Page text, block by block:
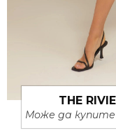
THE
Може да